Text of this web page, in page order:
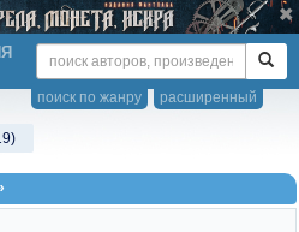
расширенный
поиск по жанру